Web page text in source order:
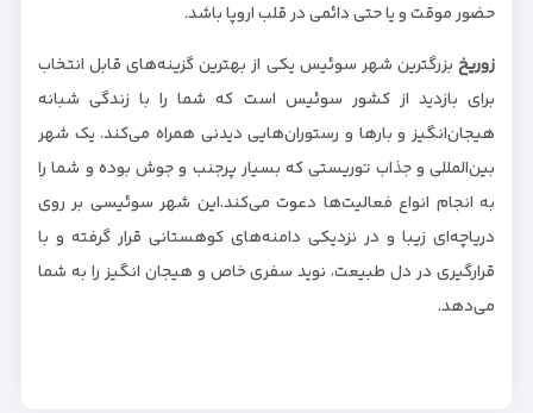
حضور موقت و یا حتی دائمی در قلب اروپا باشد.
زوریخ بزرگترین شهر سوئیس یکی از بهترین گزینه‌های قابل انتخاب
برای بازدید از کشور سوئیس است که شما را با زندگی شبانه
هیجان‌انگیز و بارها و رستوران‌هایی دیدنی همراه می‌کند. یک شهر
بین‌المللی و جذاب توریستی که بسیار پرجنب و جوش بوده و شما را
به انجام انواع فعالیت‌ها دعوت می‌کند.این شهر سوئیسی بر روی
دریاچه‌ای زیبا و در نزدیکی دامنه‌های کوهستانی قرار گرفته و با
قرارگیری در دل طبیعت، نوید سفری خاص و هیجان انگیز را به شما
می‌دهد.